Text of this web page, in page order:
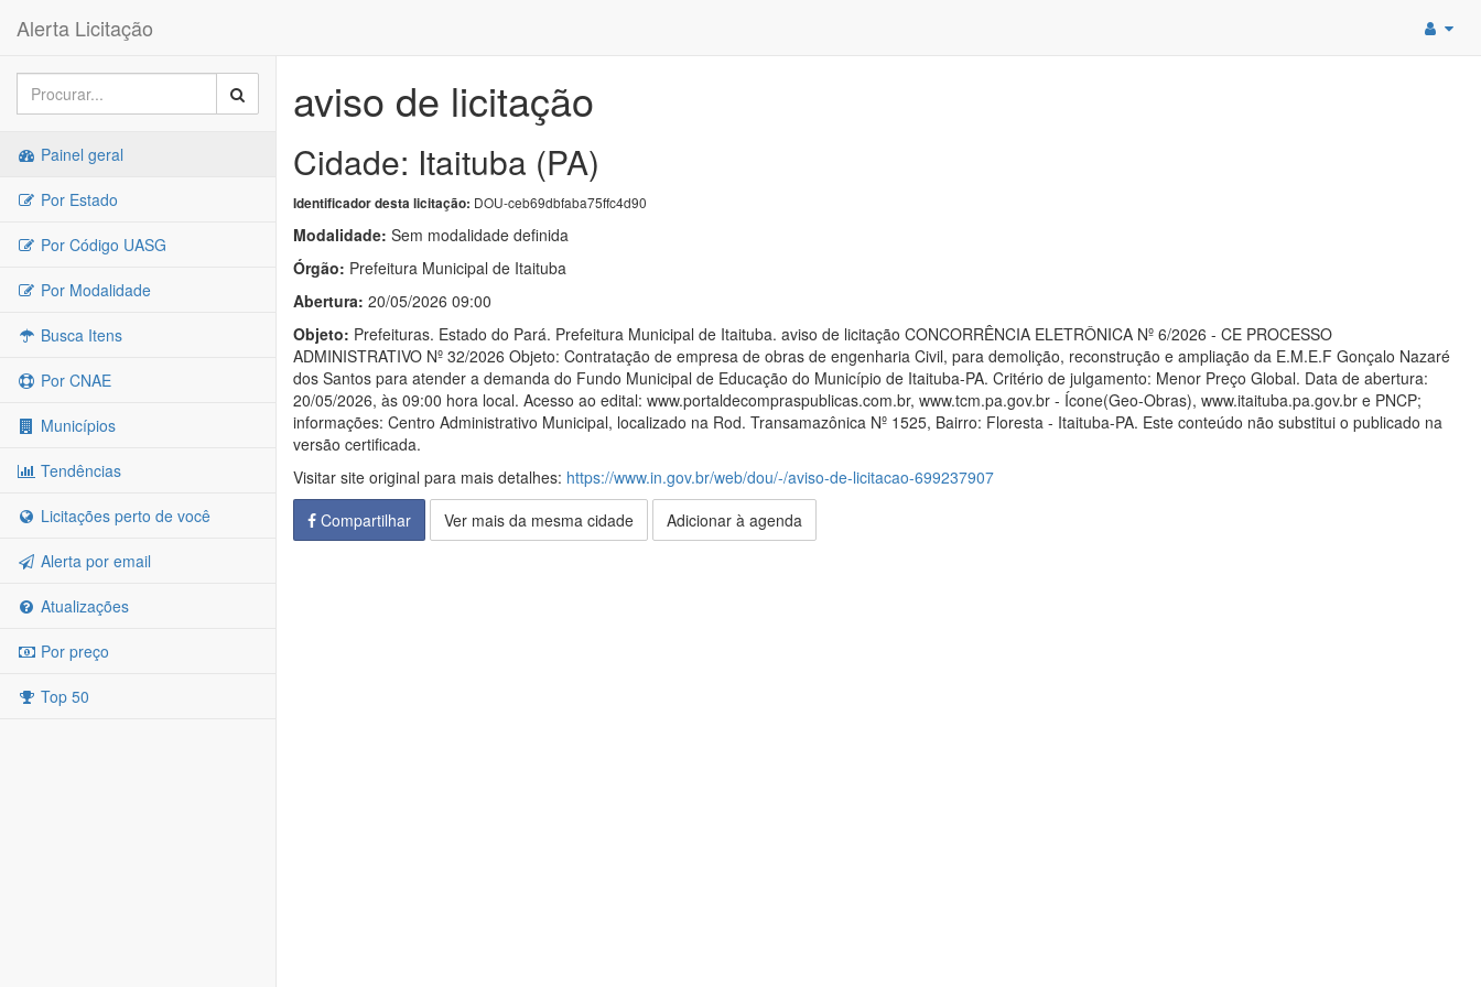
Alerta Licitação
Painel geral
Por Estado
Por Código UASG
Por Modalidade
Busca Itens
Por CNAE
Municípios
Tendências
Licitações perto de você
Alerta por email
Atualizações
Por preço
Top 50
aviso de licitação
Cidade: Itaituba (PA)
Identificador desta licitação: DOU-ceb69dbfaba75ffc4d90
Modalidade: Sem modalidade definida
Órgão: Prefeitura Municipal de Itaituba
Abertura: 20/05/2026 09:00
Objeto: Prefeituras. Estado do Pará. Prefeitura Municipal de Itaituba. aviso de licitação CONCORRÊNCIA ELETRÔNICA Nº 6/2026 - CE PROCESSO
ADMINISTRATIVO Nº 32/2026 Objeto: Contratação de empresa de obras de engenharia Civil, para demolição, reconstrução e ampliação da E.M.E.F Gonçalo Nazaré
dos Santos para atender a demanda do Fundo Municipal de Educação do Município de Itaituba-PA. Critério de julgamento: Menor Preço Global. Data de abertura:
20/05/2026, às 09:00 hora local. Acesso ao edital: www.portaldecompraspublicas.com.br, www.tcm.pa.gov.br - Ícone(Geo-Obras), www.itaituba.pa.gov.br e PNCP;
informações: Centro Administrativo Municipal, localizado na Rod. Transamazônica Nº 1525, Bairro: Floresta - Itaituba-PA. Este conteúdo não substitui o publicado na
versão certificada.
Visitar site original para mais detalhes: https://www.in.gov.br/web/dou/-/aviso-de-licitacao-699237907
Compartilhar
Ver mais da mesma cidade Adicionar à agenda